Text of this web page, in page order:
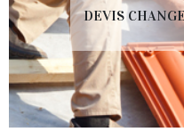
DEVIS